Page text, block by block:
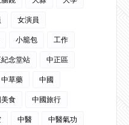
女演員
小籠包
工作
念堂站
中正區
中草藥
中國
食
中國旅行
中醫
中醫氣功